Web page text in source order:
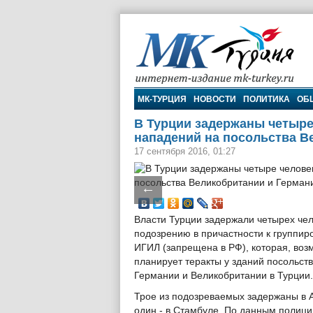
МК-Турция
МК-ТУРЦИЯ НОВОСТИ ПОЛИТИКА
В Турции задержаны
нападений на посольства
17 сентября 2016, 01:27
←
Власти Турции задержали четырех
подозрению в причастности к
ИГИЛ (запрещена в РФ), которая,
планирует теракты у зданий посольств
Германии и Великобритании в Турции.
Трое из подозреваемых задержаны в
один - в Стамбуле. По данным